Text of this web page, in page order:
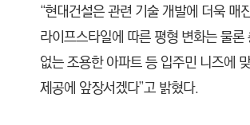
“현대건설은 관련 기술 개발에 더욱 매
라이프스타일에 따른 평형 변화는 물론
없는 조용한 아파트 등 입주민 니즈에
제공에 앞장서겠다”고 밝혔다.